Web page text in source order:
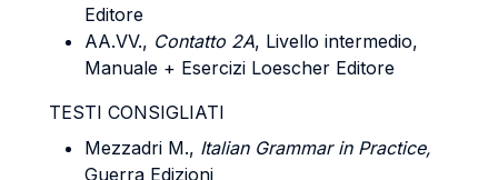
Editore
AA.VV., Contatto 2A, Livello intermedio,
Manuale + Esercizi Loescher Editore
TESTI CONSIGLIATI
Mezzadri M., Italian Grammar in Practice,
Guerra Edizioni